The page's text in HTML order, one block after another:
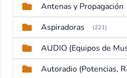
Antenas y Propagación
Aspiradoras (221)